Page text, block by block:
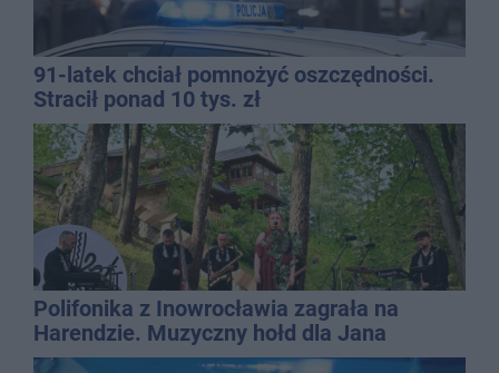
91-latek chciał pomnożyć oszczędności.
Stracił ponad 10 tys. zł
Polifonika z Inowrocławia zagrała na
Harendzie. Muzyczny hołd dla Jana
Kasprowicza